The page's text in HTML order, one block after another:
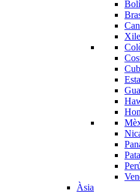
Xile
Àsia